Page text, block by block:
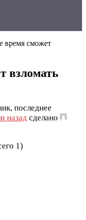
время сможет
взломать
последнее
назад сделано
1)